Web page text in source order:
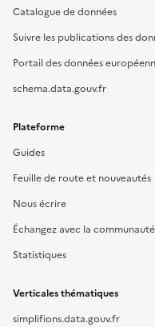
Catalogue de données
Suivre les publications des
Portail des données
schema.data.gouv.fr
Plateforme
Guides
Feuille de route et nouveautés
Nous écrire
Échangez avec la communauté
Statistiques
Verticales thématiques
simplifions.data.gouv.fr